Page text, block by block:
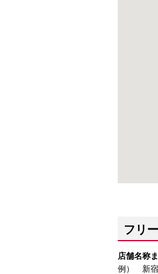
フリ
店舗名称
例） 新宿